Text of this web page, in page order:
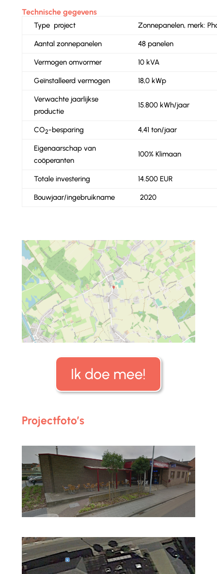
Technische gegevens
Type project Zonnepanelen, merk:
Aantal zonnepanelen 48 panelen
Vermogen omvormer 10 kVA
Geïnstalleerd vermogen 18,0 kWp
Verwachte jaarlijkse
productie
15.800 kWh/jaar
CO2-besparing 4,41 ton/jaar
Eigenaarschap van
coöperanten
100% Klimaan
Totale investering 14.500 EUR
Bouwjaar/ingebruikname 2020
Ik doe mee!
Projectfoto’s